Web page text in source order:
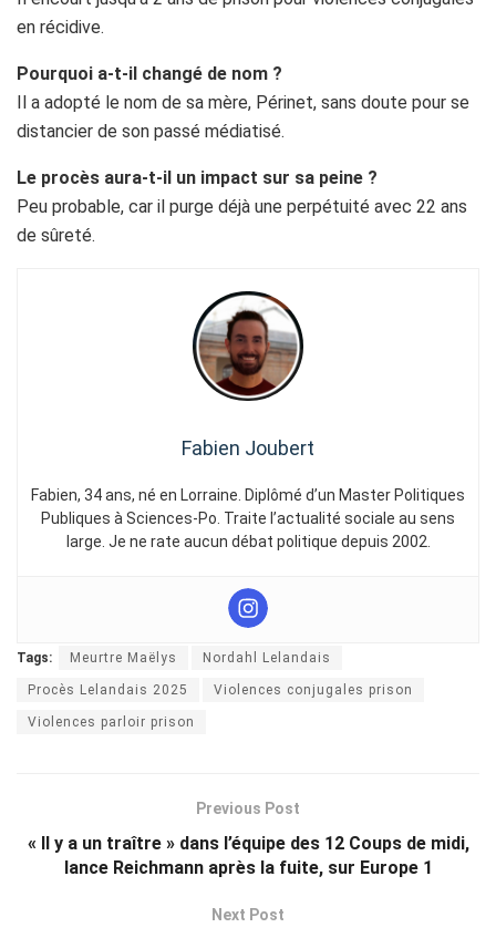
en récidive.
Pourquoi a-t-il changé de nom ?
Il a adopté le nom de sa mère, Périnet, sans doute pour se
distancier de son passé médiatisé.
Le procès aura-t-il un impact sur sa peine ?
Peu probable, car il purge déjà une perpétuité avec 22 ans
de sûreté.
Fabien Joubert
Fabien, 34 ans, né en Lorraine. Diplômé d’un Master Politiques
Publiques à Sciences-Po. Traite l’actualité sociale au sens
large. Je ne rate aucun débat politique depuis 2002.
Tags: Meurtre Maëlys Nordahl Lelandais
Procès Lelandais 2025 Violences conjugales prison
Violences parloir prison
Previous Post
« Il y a un traître » dans l’équipe des 12 Coups de midi,
lance Reichmann après la fuite, sur Europe 1
Next Post